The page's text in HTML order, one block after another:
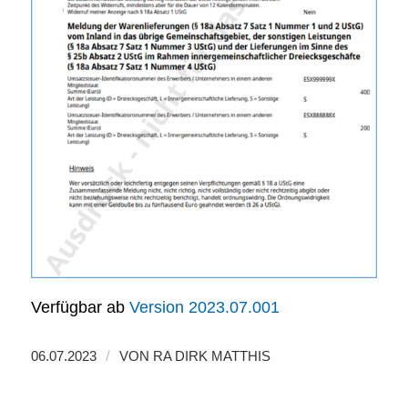
Verfügbar ab Version 2023.07.001
06.07.2023 / VON RA DIRK MATTHIS